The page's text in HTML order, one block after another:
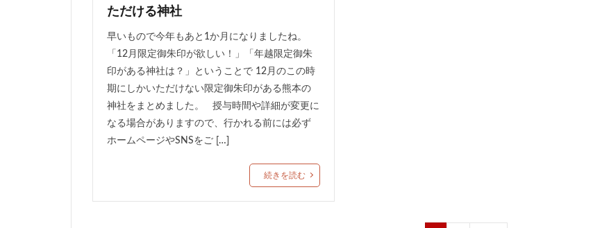
ただける神社
早いもので今年もあと1か月になりましたね。
「12月限定御朱印が欲しい！」「年越限定御朱
印がある神社は？」ということで 12月のこの時
期にしかいただけない限定御朱印がある熊本の
神社をまとめました。 授与時間や詳細が変更に
なる場合がありますので、行かれる前には必ず
ホームページやSNSをご […]
続きを読む